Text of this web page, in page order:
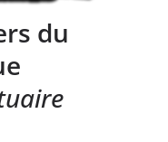
du